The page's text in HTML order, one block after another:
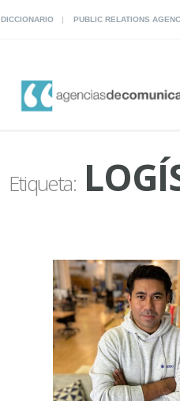
DICCIONARIO PUBLIC RELATIONS
Etiqueta: